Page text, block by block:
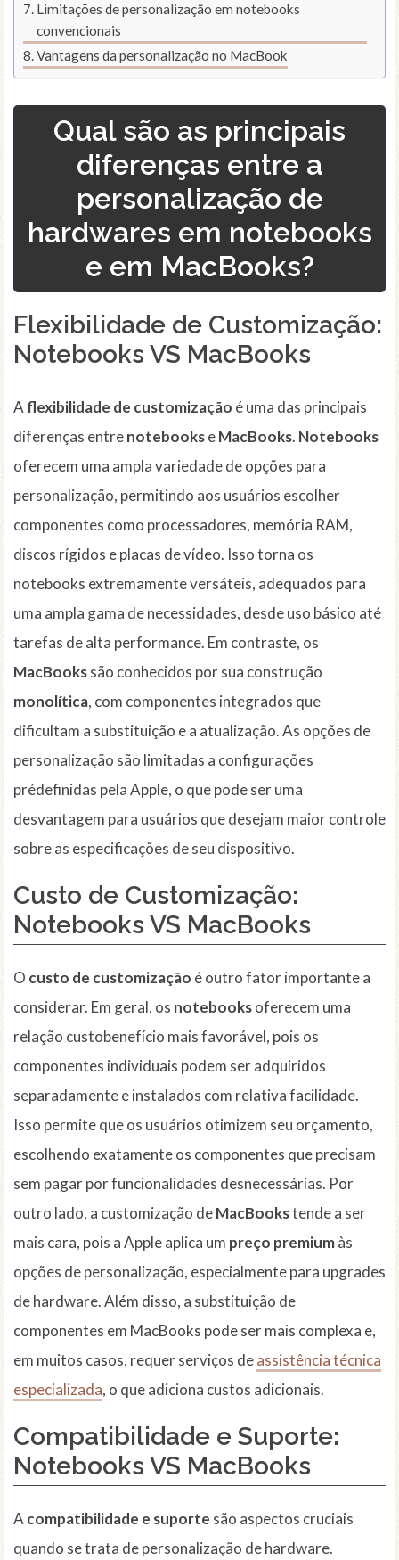
Limitações de personalização em notebooks
convencionais
Vantagens da personalização no MacBook
Qual são as principais
diferenças entre a
personalização de
hardwares em notebooks
e em MacBooks?
Flexibilidade de Customização:
Notebooks VS MacBooks
A flexibilidade de customização é uma das principais
diferenças entrenotebookseMacBooks. Notebooks
oferecem uma ampla variedade de opções para
personalização, permitindo aos usuários escolher
componentes como processadores, memória RAM,
discos rígidos e placas de vídeo. Isso torna os
notebooks extremamente versáteis, adequados para
uma ampla gama de necessidades, desde uso básico até
tarefas de alta performance. Em contraste, os
MacBookssão conhecidos por sua construção
monolítica, com componentes integrados que
dificultam a substituição e a atualização. As opções de
personalização são limitadas a configurações
prédefinidas pela Apple, o que pode ser uma
desvantagem para usuários que desejam maior controle
sobre as especificações de seu dispositivo.
Custo de Customização:
Notebooks VS MacBooks
O custo de customização é outro fator importante a
considerar. Em geral, os notebooksoferecem uma
relação custobenefício mais favorável, pois os
componentes individuais podem ser adquiridos
separadamente e instalados com relativa facilidade.
Isso permite que os usuários otimizem seu orçamento,
escolhendo exatamente os componentes que precisam
sem pagar por funcionalidades desnecessárias. Por
outro lado, a customização deMacBookstende a ser
mais cara, pois a Apple aplica um preço premiumàs
opções de personalização, especialmente para upgrades
de hardware. Além disso, a substituição de
componentes em MacBooks pode ser mais complexa e,
em muitos casos, requer serviços deassistência técnica
especializada, o que adiciona custos adicionais.
Compatibilidade e Suporte:
Notebooks VS MacBooks
A compatibilidade e suporte são aspectos cruciais
quando se trata de personalização de hardware.